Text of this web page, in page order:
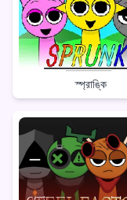
স্প্রাঙ্কি